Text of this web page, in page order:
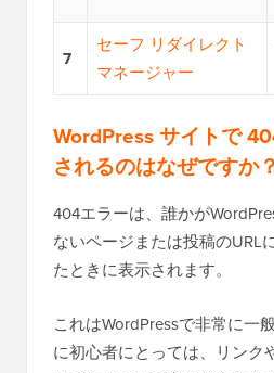
7
セーフ リダイレクト
マネージャー
WordPress サイトで
されるのはなぜですか？
404エラーは、誰かが
ないページまたは投稿のURL
たときに表示されます。
これはWordPressで非常に一
に初心者にとっては、リンク